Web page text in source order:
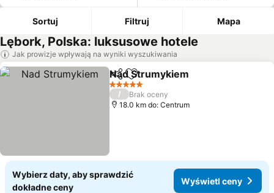
Sortuj Filtruj Mapa
Lębork, Polska: luksusowe hotele
Jak prowizje wpływają na wyniki wyszukiwania
Udostępnij
Dodaj do ulubionych
Nad Strumykiem
5 Kategoria
/
Brak oceny
18.0 km do: Centrum
Wybierz daty, aby sprawdzić
dokładne ceny
Wyświetl ceny